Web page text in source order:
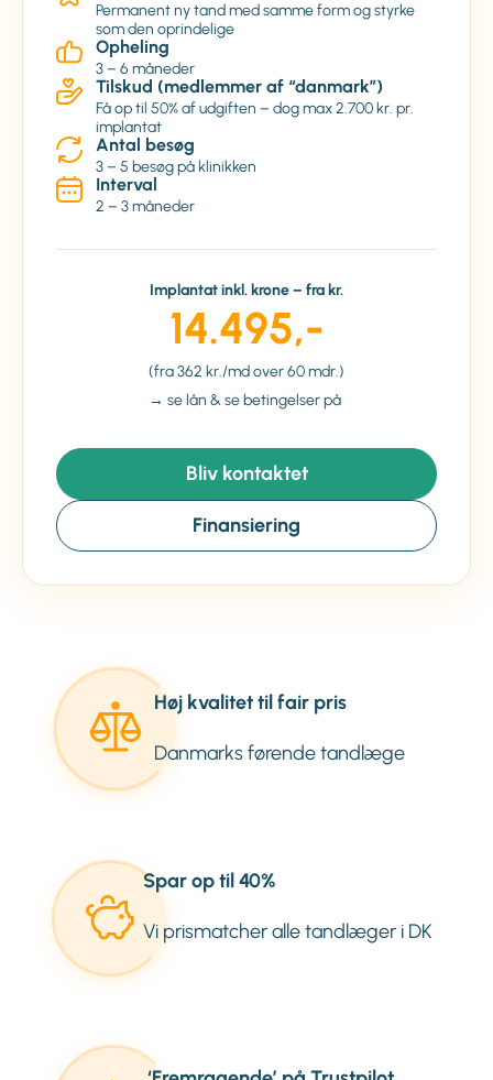
Permanent ny tand med samme form og styrke
som den oprindelige
Opheling
3 – 6 måneder
Tilskud (medlemmer af “danmark”)
Få op til 50% af udgiften – dog max 2.700 kr. pr.
implantat
Antal besøg
3 – 5 besøg på klinikken
Interval
2 – 3 måneder
Implantat inkl. krone – fra kr.
14.495,-
(fra 362 kr./md over 60 mdr.)
→ se lån & se betingelser på
Bliv kontaktet
Finansiering
Høj kvalitet til fair pris
Danmarks førende tandlæge
Spar op til 40%
Vi prismatcher alle tandlæger i DK